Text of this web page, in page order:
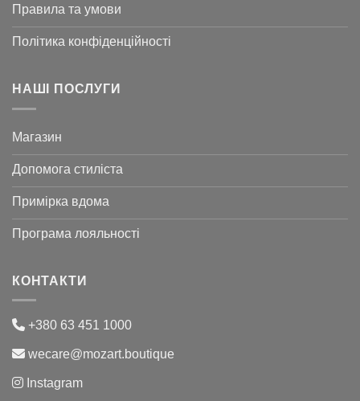
Правила та умови
Політика конфіденційності
НАШІ ПОСЛУГИ
Магазин
Допомога стиліста
Примірка вдома
Програма лояльності
КОНТАКТИ
+380 63 451 1000
wecare@mozart.boutique
Instagram